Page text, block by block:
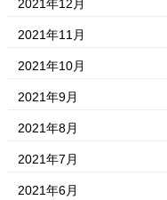
2021年12月
2021年11月
2021年10月
2021年9月
2021年8月
2021年7月
2021年6月